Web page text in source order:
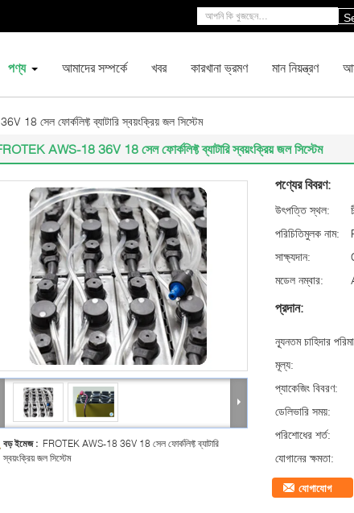
পণ্য আমাদের সম্পর্কে খবর কারখানা ভ্রমণ মান নিয়ন্ত্রণ
18 সেল ফোর্কলিফ্ট ব্যাটারি স্বয়ংক্রিয় জল সিস্টেম
AWS-18 36V 18 সেল ফোর্কলিফ্ট ব্যাটারি স্বয়ংক্রিয় জল সিস্টেম
বড় ইমেজ : FROTEK AWS-18 36V 18 সেল ফোর্কলিফ্ট ব্যাটারি
স্বয়ংক্রিয় জল সিস্টেম
পণ্যের বিবরণ:
উৎপত্তি স্থল:
পরিচিতিমুলক নাম:
সাক্ষ্যদান:
মডেল নম্বার:
প্রদান:
ন্যূনতম চাহিদার
মূল্য:
প্যাকেজিং বিবরণ:
ডেলিভারি সময়:
পরিশোধের শর্ত:
যোগানের ক্ষমতা:
যোগাযোগ